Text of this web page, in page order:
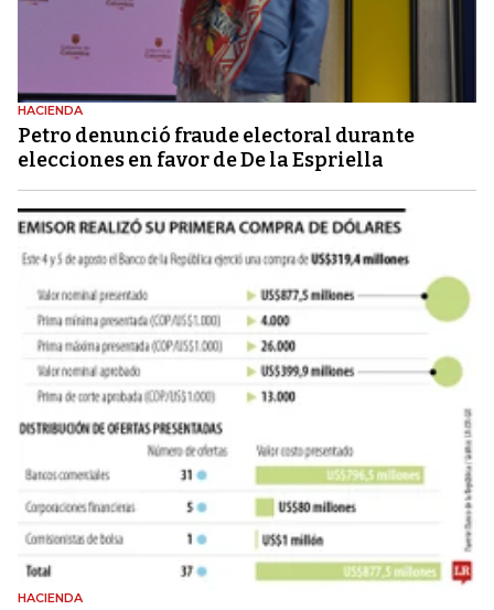
HACIENDA
Petro denunció fraude electoral durante
elecciones en favor de De la Espriella
HACIENDA